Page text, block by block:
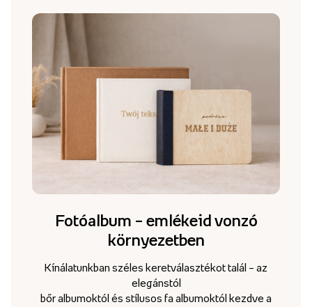
Fotóalbum – emlékeid vonzó
környezetben
Kínálatunkban széles keretválasztékot talál – az
elegánstól
bőr albumoktól és stílusos fa albumoktól kezdve a